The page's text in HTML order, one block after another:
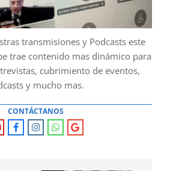
transmisiones y Podcasts este
trae contenido mas dinámico para
cubrimiento de eventos,
y mucho mas.
CONTÁCTANOS